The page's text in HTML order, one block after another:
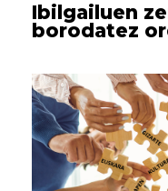
Ibilgailuen
borodatez